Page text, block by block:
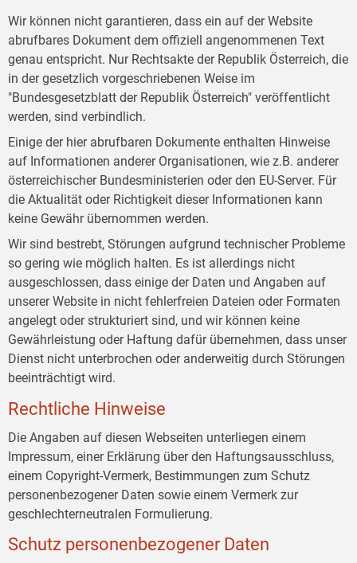
Wir können nicht garantieren, dass ein auf der Website
abrufbares Dokument dem offiziell angenommenen Text
genau entspricht. Nur Rechtsakte der Republik Österreich, die
in der gesetzlich vorgeschriebenen Weise im
"Bundesgesetzblatt der Republik Österreich" veröffentlicht
werden, sind verbindlich.
Einige der hier abrufbaren Dokumente enthalten Hinweise
auf Informationen anderer Organisationen, wie z.B. anderer
österreichischer Bundesministerien oder den EU-Server. Für
die Aktualität oder Richtigkeit dieser Informationen kann
keine Gewähr übernommen werden.
Wir sind bestrebt, Störungen aufgrund technischer Probleme
so gering wie möglich halten. Es ist allerdings nicht
ausgeschlossen, dass einige der Daten und Angaben auf
unserer Website in nicht fehlerfreien Dateien oder Formaten
angelegt oder strukturiert sind, und wir können keine
Gewährleistung oder Haftung dafür übernehmen, dass unser
Dienst nicht unterbrochen oder anderweitig durch Störungen
beeinträchtigt wird.
Rechtliche Hinweise
Die Angaben auf diesen Webseiten unterliegen einem
Impressum, einer Erklärung über den Haftungsausschluss,
einem Copyright-Vermerk, Bestimmungen zum Schutz
personenbezogener Daten sowie einem Vermerk zur
geschlechterneutralen Formulierung.
Schutz personenbezogener Daten